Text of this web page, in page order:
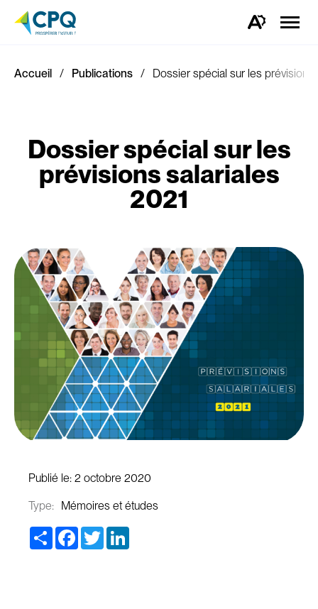
Ouvrez
d'accessibilité.
la
Accueil Publications Dossier spécial sur les prévisions
Dossier spécial sur les
prévisions salariales
2021
Publié le: 2 octobre 2020
Type: Mémoires et études
Share Facebook
Twitter